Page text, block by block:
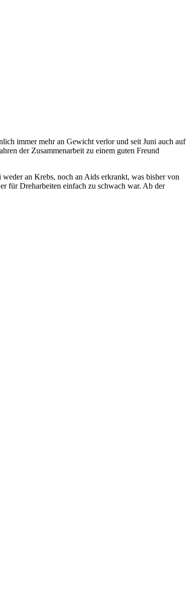
immer mehr an Gewicht verlor und seit Juni auch auf
der Zusammenarbeit zu einem guten Freund
an Krebs, noch an Aids erkrankt, was bisher von
für Dreharbeiten einfach zu schwach war. Ab der